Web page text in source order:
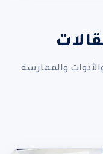
والممارسة